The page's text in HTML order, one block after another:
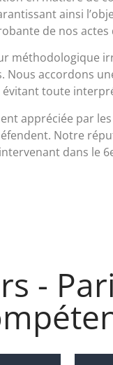
ainsi
de nos
méthodologique
Nous accordons
évitant toute
appréciée par les
Notre
dans le
-